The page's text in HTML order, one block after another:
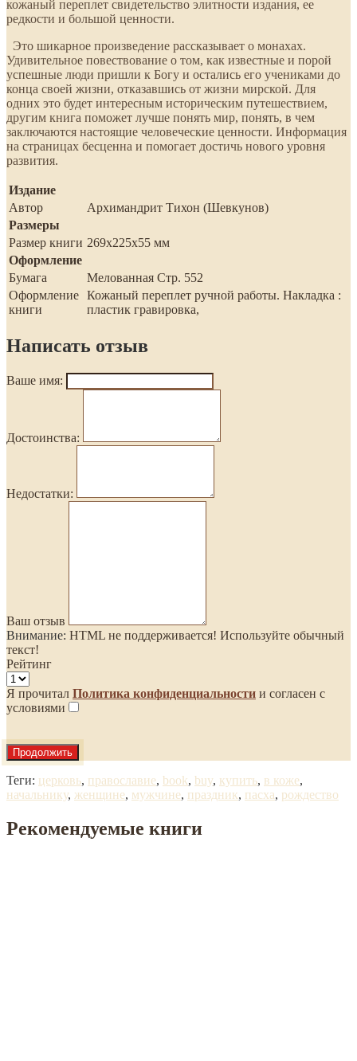
кожаный переплет свидетельство элитности издания, ее
редкости и большой ценности.
Это шикарное произведение рассказывает о монахах.
Удивительное повествование о том, как известные и порой
успешные люди пришли к Богу и остались его учениками до
конца своей жизни, отказавшись от жизни мирской. Для
одних это будет интересным историческим путешествием,
другим книга поможет лучше понять мир, понять, в чем
заключаются настоящие человеческие ценности. Информация
на страницах бесценна и помогает достичь нового уровня
развития.
Издание
Автор
Архимандрит Тихон (Шевкунов)
Размеры
Размер книги 269x225x55 мм
Оформление
Бумага
Мелованная Стр. 552
Оформление
книги
Кожаный переплет ручной работы. Накладка :
пластик гравировка,
Написать отзыв
Ваше имя:
Достоинства:
Недостатки:
Ваш отзыв
Внимание: HTML не поддерживается! Используйте обычный
текст!
Рейтинг
Я прочитал Политика конфиденциальности и согласен с
условиями
Продолжить
Теги: церковь, православие, book, buy, купить, в коже,
начальнику, женщине, мужчине, праздник, пасха, рождество
Рекомендуемые книги